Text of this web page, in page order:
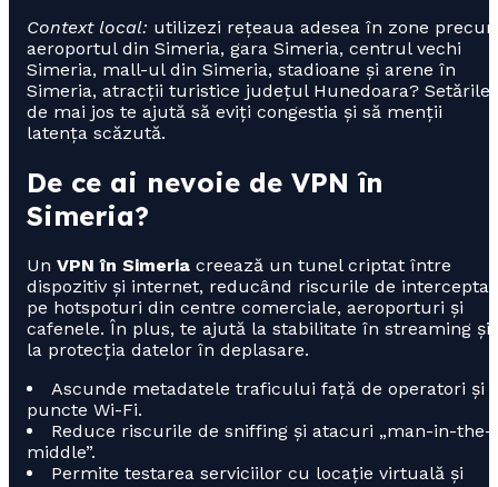
Context local: utilizezi rețeaua adesea în zone
aeroportul din Simeria, gara Simeria, centrul vechi
Simeria, mall-ul din Simeria, stadioane și arene în
Simeria, atracții turistice județul Hunedoara? Setările
de mai jos te ajută să eviți congestia și să menții
latența scăzută.
De ce ai nevoie de VPN în
Simeria?
Un VPN în Simeria creează un tunel criptat între
dispozitiv și internet, reducând riscurile de
pe hotspoturi din centre comerciale, aeroporturi și
cafenele. În plus, te ajută la stabilitate în streaming și
la protecția datelor în deplasare.
Ascunde metadatele traficului față de operatori și
puncte Wi-Fi.
Reduce riscurile de sniffing și atacuri „man-in-the-
middle”.
Permite testarea serviciilor cu locație virtuală și